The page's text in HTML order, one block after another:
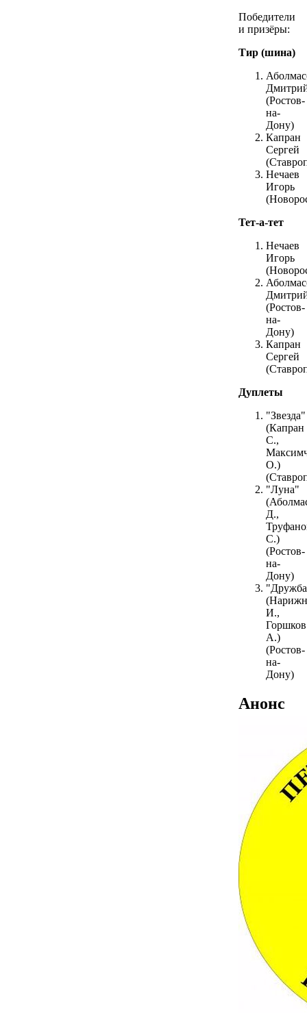
Победители
и призёры:
Тир (шина)
(Ростов-
на-
Дону)
Капран
Сергей
Нечаев
Игорь
Тет-а-тет
Нечаев
Игорь
(Ростов-
на-
Дону)
Капран
Сергей
Дуплеты
"Звезда"
(Капран
С.,
О.)
"Луна"
Д.,
С.)
(Ростов-
на-
Дону)
И.,
Горшков
А.)
(Ростов-
на-
Дону)
Анонс